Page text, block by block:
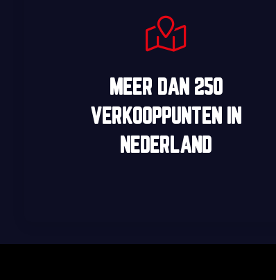
MEER DAN 250
VERKOOPPUNTEN
IN
NEDERLAND